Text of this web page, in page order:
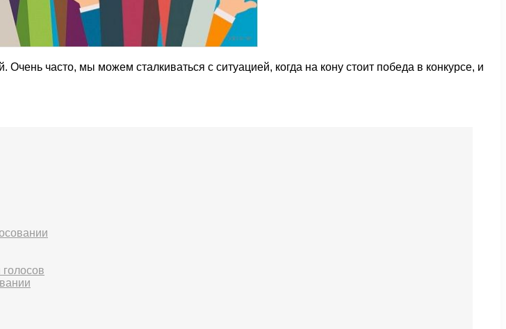
часто, мы можем сталкиваться с ситуацией, когда на кону стоит победа в конкурсе, и